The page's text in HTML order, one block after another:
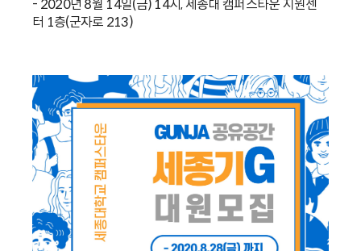
- 2020년 8월 14일(금) 14시, 세종대 캠퍼스타운 지원센
터 1층(군자로 213)